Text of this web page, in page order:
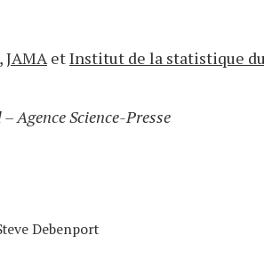
,JAMA etInstitut de la statistique
Agence Science-Presse
Debenport